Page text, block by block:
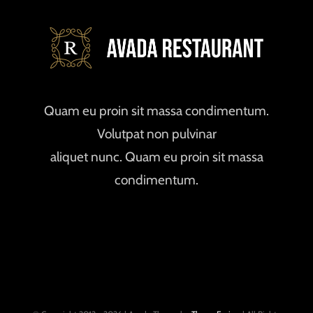
Quam eu proin sit massa condimentum.
Volutpat non pulvinar
aliquet nunc. Quam eu proin sit massa
condimentum.